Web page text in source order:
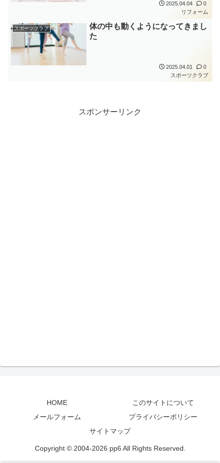
2025.04.04
0
リフォーム
スポーツクラブ
体の中も動くようになってきまし
た
2025.04.01
0
スポーツクラブ
スポンサーリンク
HOME
このサイトについて
メールフォーム
プライバシーポリシー
サイトマップ
Copyright © 2004-2026 pp6 All Rights Reserved.